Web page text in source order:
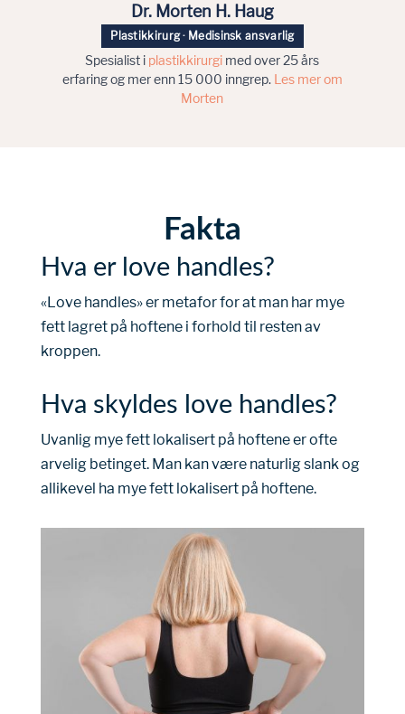
Dr. Morten H. Haug
Plastikkirurg · Medisinsk ansvarlig
Spesialist i plastikkirurgi med over 25 års
erfaring og mer enn 15 000 inngrep.
Les mer om
Morten
Fakta
Hva er love handles?
«Love handles» er metafor for at man har mye
fett lagret på hoftene i forhold til resten av
kroppen.
Hva skyldes love handles?
Uvanlig mye fett lokalisert på hoftene er ofte
arvelig betinget. Man kan være naturlig slank og
allikevel ha mye fett lokalisert på hoftene.